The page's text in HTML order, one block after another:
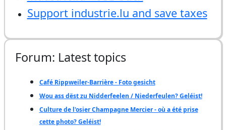
Support industrie.lu and save taxes
Forum: Latest topics
Café Rippweiler-Barrière - Foto gesicht
Wou ass dëst zu Nidderfeelen / Niederfeulen? Geléist!
Culture de l'osier Champagne Mercier - où a été prise
cette photo? Geléist!